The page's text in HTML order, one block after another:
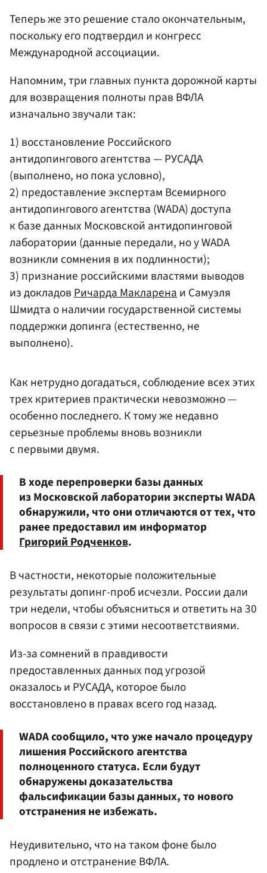
Теперь же это решение стало окончательным,
поскольку его подтвердил и конгресс
Международной ассоциации.
Напомним, три главных пункта дорожной карты
для возвращения полноты прав ВФЛА
изначально звучали так:
1) восстановление Российского
антидопингового агентства — РУСАДА
(выполнено, но пока условно),
2) предоставление экспертам Всемирного
антидопингового агентства (WADA) доступа
к базе данных Московской антидопинговой
лаборатории (данные передали, но у WADA
возникли сомнения в их подлинности);
3) признание российскими властями выводов
из докладовРичарда Макларенаи Самуэля
Шмидта о наличии государственной системы
поддержки допинга (естественно, не
выполнено).
Как нетрудно догадаться, соблюдение всех этих
трех критериев практически невозможно —
особенно последнего. К тому же недавно
серьезные проблемы вновь возникли
с первыми двумя.
В ходе перепроверки базы данных
из Московской лаборатории эксперты WADA
обнаружили, что они отличаются от тех, что
ранее предоставил им информатор
Григорий Родченков.
В частности, некоторые положительные
результаты допинг-проб исчезли. России дали
три недели, чтобы объясниться и ответить на 30
вопросов в связи с этими несоответствиями.
Из-за сомнений в правдивости
предоставленных данных под угрозой
оказалось и РУСАДА, которое было
восстановлено в правах всего год назад.
WADA сообщило, что уже начало процедуру
лишения Российского агентства
полноценного статуса. Если будут
обнаружены доказательства
фальсификации базы данных, то нового
отстранения не избежать.
Неудивительно, что на таком фоне было
продлено и отстранение ВФЛА.